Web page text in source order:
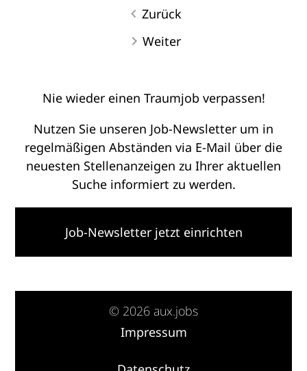
Zurück
Weiter
Nie wieder einen Traumjob verpassen!
Nutzen Sie unseren Job-Newsletter um in
regelmäßigen Abständen via E-Mail über die
neuesten Stellenanzeigen zu Ihrer aktuellen
Suche informiert zu werden.
Job-Newsletter jetzt einrichten
© 2026 aux.jobs
Impressum